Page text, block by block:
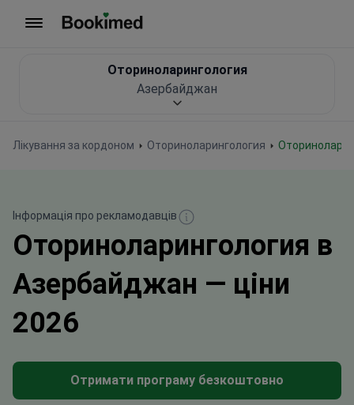
Лікування за кордоном Оториноларингология
Оториноларингология
Азербайджан
Інформація про рекламодавців
Оториноларингология в
Азербайджан — ціни
2026
Отримати програму безкоштовно